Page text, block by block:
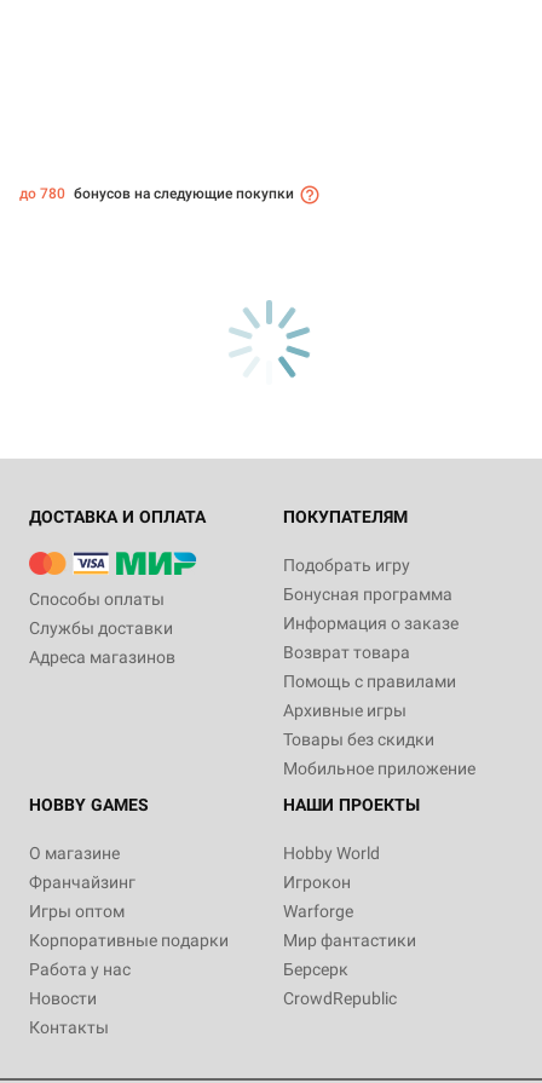
до 780 бонусов на следующие покупки
ДОСТАВКА И ОПЛАТА
Способы оплаты
Службы доставки
Адреса магазинов
ПОКУПАТЕЛЯМ
Подобрать игру
Бонусная программа
Информация о заказе
Возврат товара
Помощь с правилами
Архивные игры
Товары без скидки
Мобильное приложение
HOBBY GAMES
О магазине
Франчайзинг
Игры оптом
Корпоративные подарки
Работа у нас
Новости
Контакты
НАШИ ПРОЕКТЫ
Hobby World
Игрокон
Warforge
Мир фантастики
Берсерк
CrowdRepublic